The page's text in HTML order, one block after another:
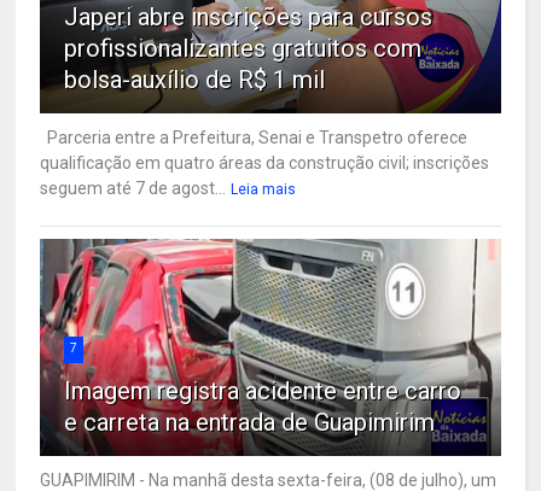
Japeri abre inscrições para cursos
profissionalizantes gratuitos com
bolsa-auxílio de R$ 1 mil
Parceria entre a Prefeitura, Senai e Transpetro oferece
qualificação em quatro áreas da construção civil; inscrições
seguem até 7 de agost...
Leia mais
7
Imagem registra acidente entre carro
e carreta na entrada de Guapimirim
GUAPIMIRIM - Na manhã desta sexta-feira, (08 de julho), um